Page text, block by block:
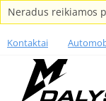
Neradus reikiamos
Kontaktai